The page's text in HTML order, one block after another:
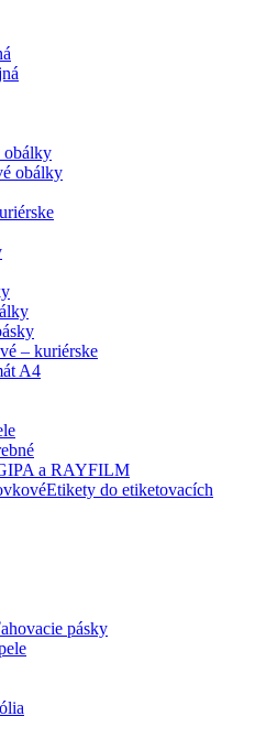
obálky
obálky
– kuriérske
A4
a RAYFILM
Etikety do etiketovacích
pásky